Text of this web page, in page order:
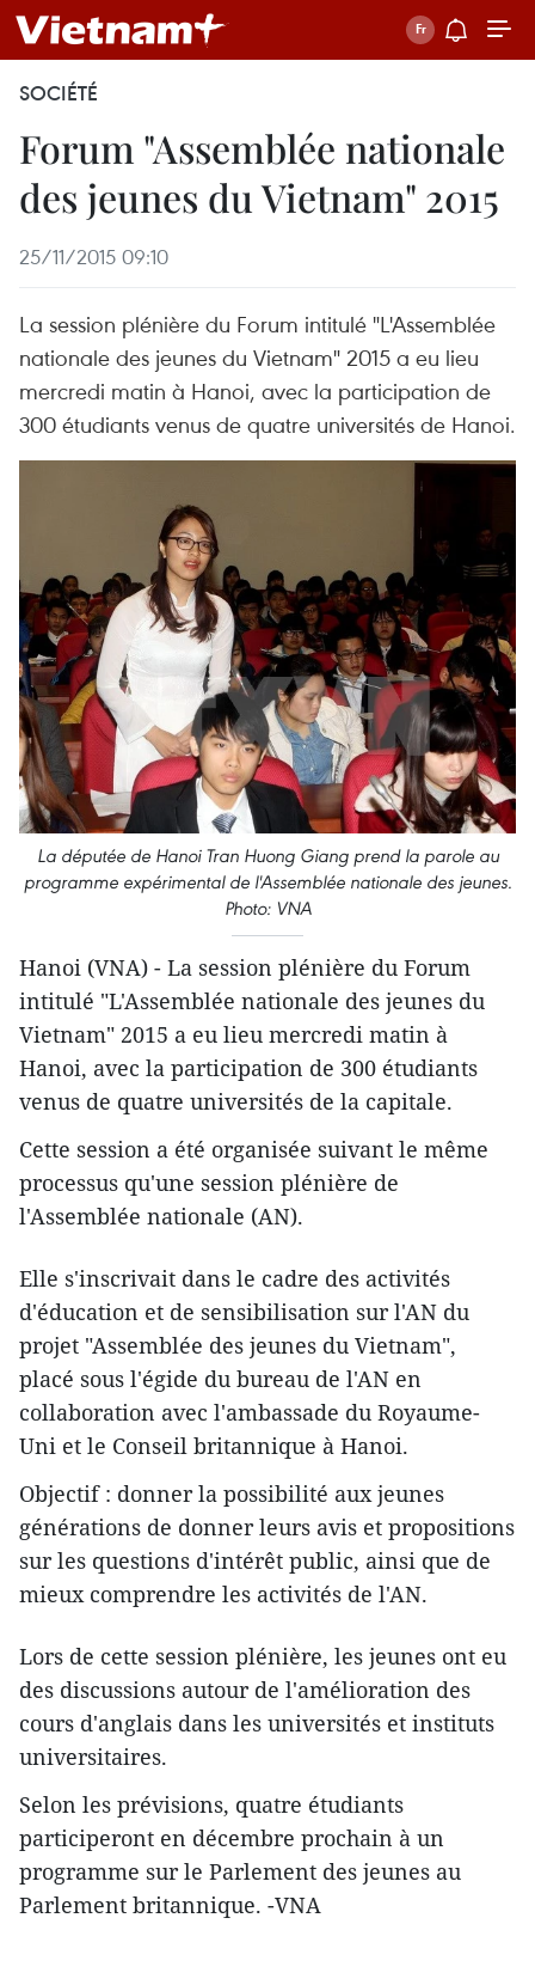
SOCIÉTÉ
Forum "Assemblée nationale
des jeunes du Vietnam" 2015
25/11/2015 09:10
La session plénière du Forum intitulé "L'Assemblée
nationale des jeunes du Vietnam" 2015 a eu lieu
mercredi matin à Hanoi, avec la participation de
300 étudiants venus de quatre universités de Hanoi.
La députée de Hanoi Tran Huong Giang prend la parole au
programme expérimental de l'Assemblée nationale des jeunes.
Photo: VNA
Hanoi (VNA) - La session plénière du Forum
intitulé "L'Assemblée nationale des jeunes du
Vietnam" 2015 a eu lieu mercredi matin à
Hanoi, avec la participation de 300 étudiants
venus de quatre universités de la capitale.
Cette session a été organisée suivant le même
processus qu'une session plénière de
l'Assemblée nationale (AN).
Elle s'inscrivait dans le cadre des activités
d'éducation et de sensibilisation sur l'AN du
projet "Assemblée des jeunes du Vietnam",
placé sous l'égide du bureau de l'AN en
collaboration avec l'ambassade du Royaume-
Uni et le Conseil britannique à Hanoi.
Objectif : donner la possibilité aux jeunes
générations de donner leurs avis et propositions
sur les questions d'intérêt public, ainsi que de
mieux comprendre les activités de l'AN.
Lors de cette session plénière, les jeunes ont eu
des discussions autour de l'amélioration des
cours d'anglais dans les universités et instituts
universitaires.
Selon les prévisions, quatre étudiants
participeront en décembre prochain à un
programme sur le Parlement des jeunes au
Parlement britannique. -VNA